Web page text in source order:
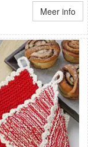
Meer info